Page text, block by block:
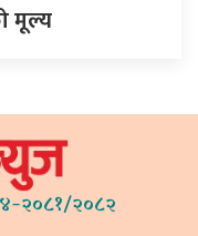
मूल्य
२०८१/२०८२